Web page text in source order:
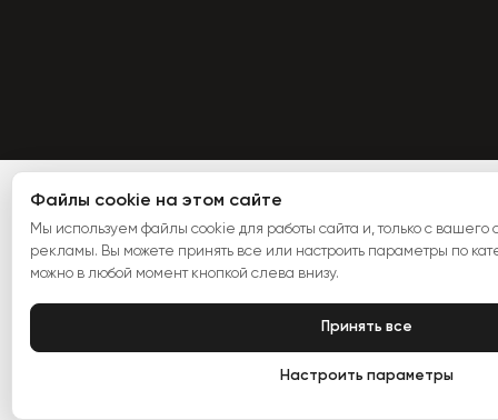
Файлы cookie на этом сайте
Мы используем файлы cookie для работы сайта и, только с вашего
рекламы. Вы можете принять все или настроить параметры по
можно в любой момент кнопкой слева внизу.
Принять все
Настроить параметры